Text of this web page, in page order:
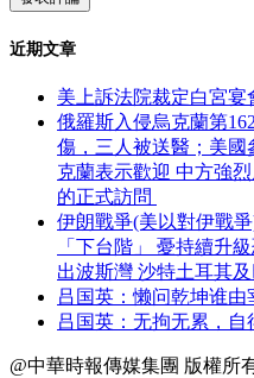
近期文章
美上訴法院裁定白宮
俄羅斯入侵烏克蘭第
傷，三人被送醫；美國
克蘭表示歡迎 中方強
的正式訪問
伊朗戰爭(美以對伊戰
「下台階」 憂持續升
出波斯灣 沙特土耳其
吕国英：懒问乾坤谁由
吕国英：无拘无累，自
@中華時報傳媒集團 版權所